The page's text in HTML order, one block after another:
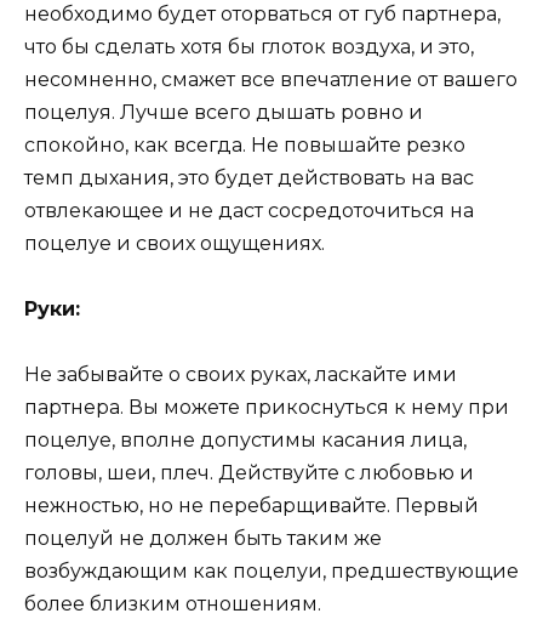
необходимо будет оторваться от губ партнера,
что бы сделать хотя бы глоток воздуха, и это,
несомненно, смажет все впечатление от вашего
поцелуя. Лучше всего дышать ровно и
спокойно, как всегда. Не повышайте резко
темп дыхания, это будет действовать на вас
отвлекающее и не даст сосредоточиться на
поцелуе и своих ощущениях.
Руки:
Не забывайте о своих руках, ласкайте ими
партнера. Вы можете прикоснуться к нему при
поцелуе, вполне допустимы касания лица,
головы, шеи, плеч. Действуйте с любовью и
нежностью, но не перебарщивайте. Первый
поцелуй не должен быть таким же
возбуждающим как поцелуи, предшествующие
более близким отношениям.